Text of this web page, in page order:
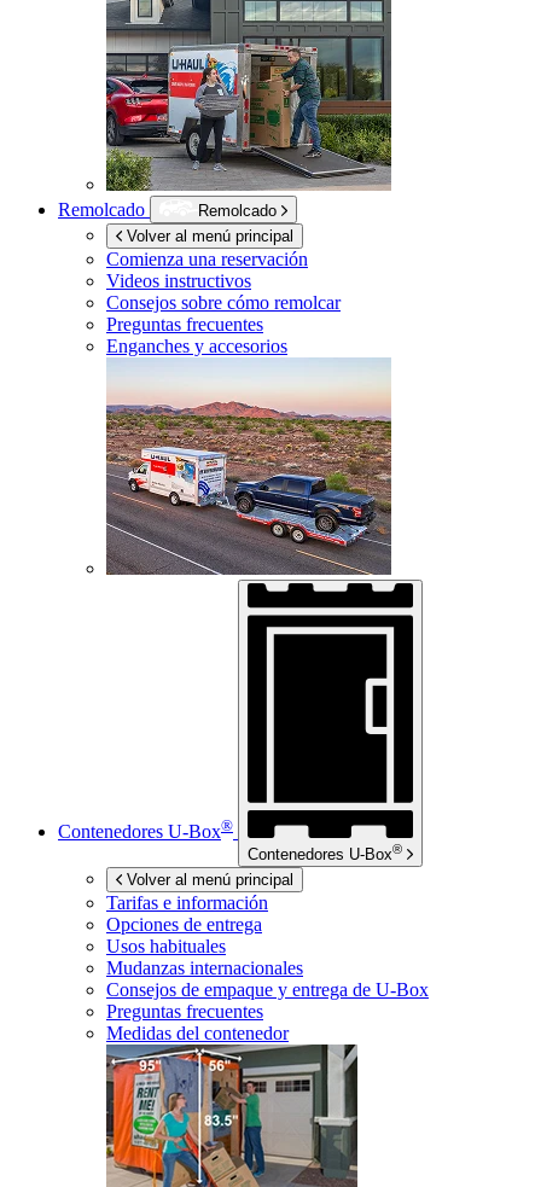
Remolcado
Remolcado
Volver al menú principal
Comienza una reservación
Videos instructivos
Consejos sobre cómo remolcar
Preguntas frecuentes
Enganches y accesorios
Contenedores U-Box®
Contenedores U-Box®
Volver al menú principal
Tarifas e información
Opciones de entrega
Usos habituales
Mudanzas internacionales
Consejos de empaque y entrega de U-Box
Preguntas frecuentes
Medidas del contenedor